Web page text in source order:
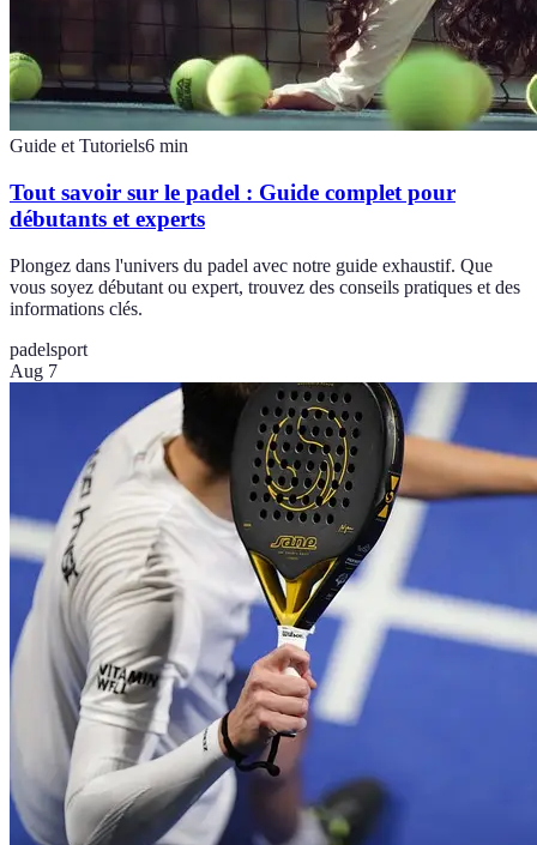
Guide et Tutoriels6 min
Tout savoir sur le padel : Guide complet pour
débutants et experts
Plongez dans l'univers du padel avec notre guide exhaustif. Que
vous soyez débutant ou expert, trouvez des conseils pratiques et des
informations clés.
padelsport
Aug 7